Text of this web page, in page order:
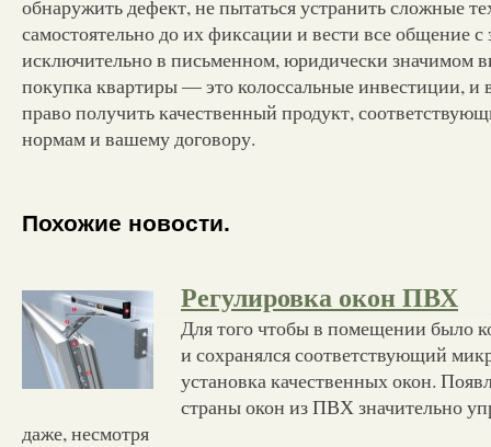
обнаружить дефект, не пытаться устранить сложные
самостоятельно до их фиксации и вести все общение
исключительно в письменном, юридически значимом
покупка квартиры — это колоссальные инвестиции, и
право получить качественный продукт,
нормам и вашему договору.
Похожие новости.
Регулировка окон ПВХ
Для того чтобы в помещении было
и сохранялся соответствующий
установка качественных окон.
страны окон из ПВХ значительно
даже, несмотря